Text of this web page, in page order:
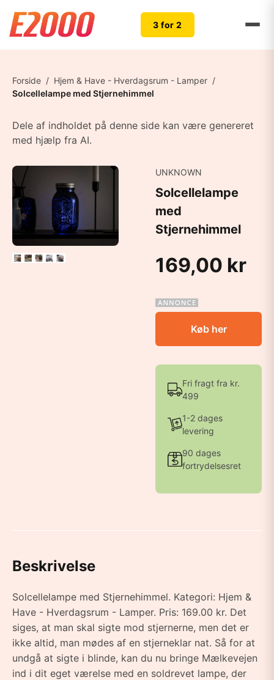
3 for 2
Forside / Hjem & Have - Hverdagsrum - Lamper /
Solcellelampe med Stjernehimmel
Dele af indholdet på denne side kan være genereret
med hjælp fra AI.
UNKNOWN
Solcellelampe
med
Stjernehimmel
169,00 kr
Køb her
Fri fragt fra kr.
499
1-2 dages
levering
90 dages
fortrydelsesret
Beskrivelse
Solcellelampe med Stjernehimmel. Kategori: Hjem &
Have - Hverdagsrum - Lamper. Pris: 169.00 kr. Det
siges, at man skal sigte mod stjernerne, men det er
ikke altid, man mødes af en stjerneklar nat. Så for at
undgå at sigte i blinde, kan du nu bringe Mælkevejen
ind i dit eget værelse med en soldrevet lampe, der